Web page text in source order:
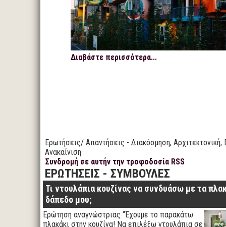
Διαβάστε περισσότερα...
Ερωτήσεις/ Απαντήσεις - Διακόσμηση, Αρχιτεκτονική,
Ανακαίνιση
Συνδρομή σε αυτήν την τροφοδοσία RSS
ΕΡΩΤΗΣΕΙΣ - ΣΥΜΒΟΥΛΕΣ
Τι ντουλάπια κουζίνας να συνδυάσω με τα
δάπεδο μου;
Ερώτηση αναγνώστριας “Έχουμε το παρακάτω
πλακάκι στην κουζίνα! Να επιλέξω ντουλάπια σε